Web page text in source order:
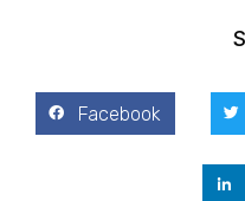
Facebook